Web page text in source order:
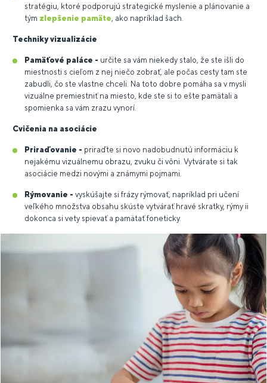
stratégiu, ktoré podporujú strategické myslenie a plánovanie a
tým zlepšenie pamäte, ako napríklad šach.
Techniky vizualizácie
Pamäťové paláce - určite sa vám niekedy stalo, že ste išli do
miestnosti s cieľom z nej niečo zobrať, ale počas cesty tam ste
zabudli, čo ste vlastne chceli. Na toto dobre pomáha sa v mysli
vizuálne premiestniť na miesto, kde ste si to ešte pamätali a
spomienka sa vám zrazu vynorí.
Cvičenia na asociácie
Priraďovanie - priraďte si novo nadobudnutú informáciu k
nejakému vizuálnemu obrazu, zvuku či vôni. Vytvárate si tak
asociácie medzi novými a známymi pojmami.
Rýmovanie - vyskúšajte si frázy rýmovať, napríklad pri učení
veľkého množstva obsahu skúste vytvárať hravé skratky, rýmy ii
dokonca si vety spievať a pamätať foneticky.